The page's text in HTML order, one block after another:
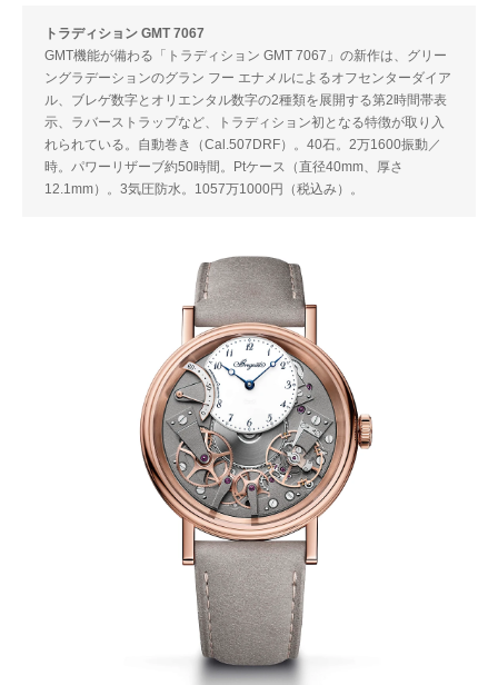
トラディション GMT 7067
GMT機能が備わる「トラディション GMT 7067」の新作は、グリー
ングラデーションのグラン フー エナメルによるオフセンターダイア
ル、ブレゲ数字とオリエンタル数字の2種類を展開する第2時間帯表
示、ラバーストラップなど、トラディション初となる特徴が取り入
れられている。自動巻き（Cal.507DRF）。40石。2万1600振動／
時。パワーリザーブ約50時間。Ptケース（直径40mm、厚さ
12.1mm）。3気圧防水。1057万1000円（税込み）。